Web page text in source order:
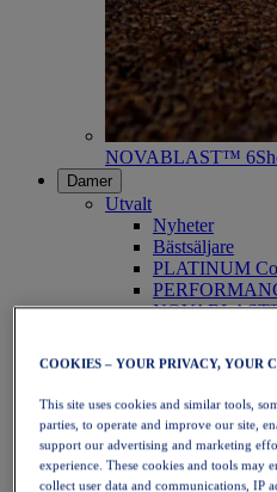
NOVABLAST™ 6
Damer
Utvalt
Nyheter
Bästsäljare
PLATINUM
Löpning
Traillöpning
Tennis
Volleyboll
Handboll
Padel
Nätboll
COOKIES – YOUR PRIVACY, YOUR
This site uses cookies and similar tools,
parties, to operate and improve our site,
support our advertising and marketing
experience. These cookies and tools may
collect user data and communications, IP